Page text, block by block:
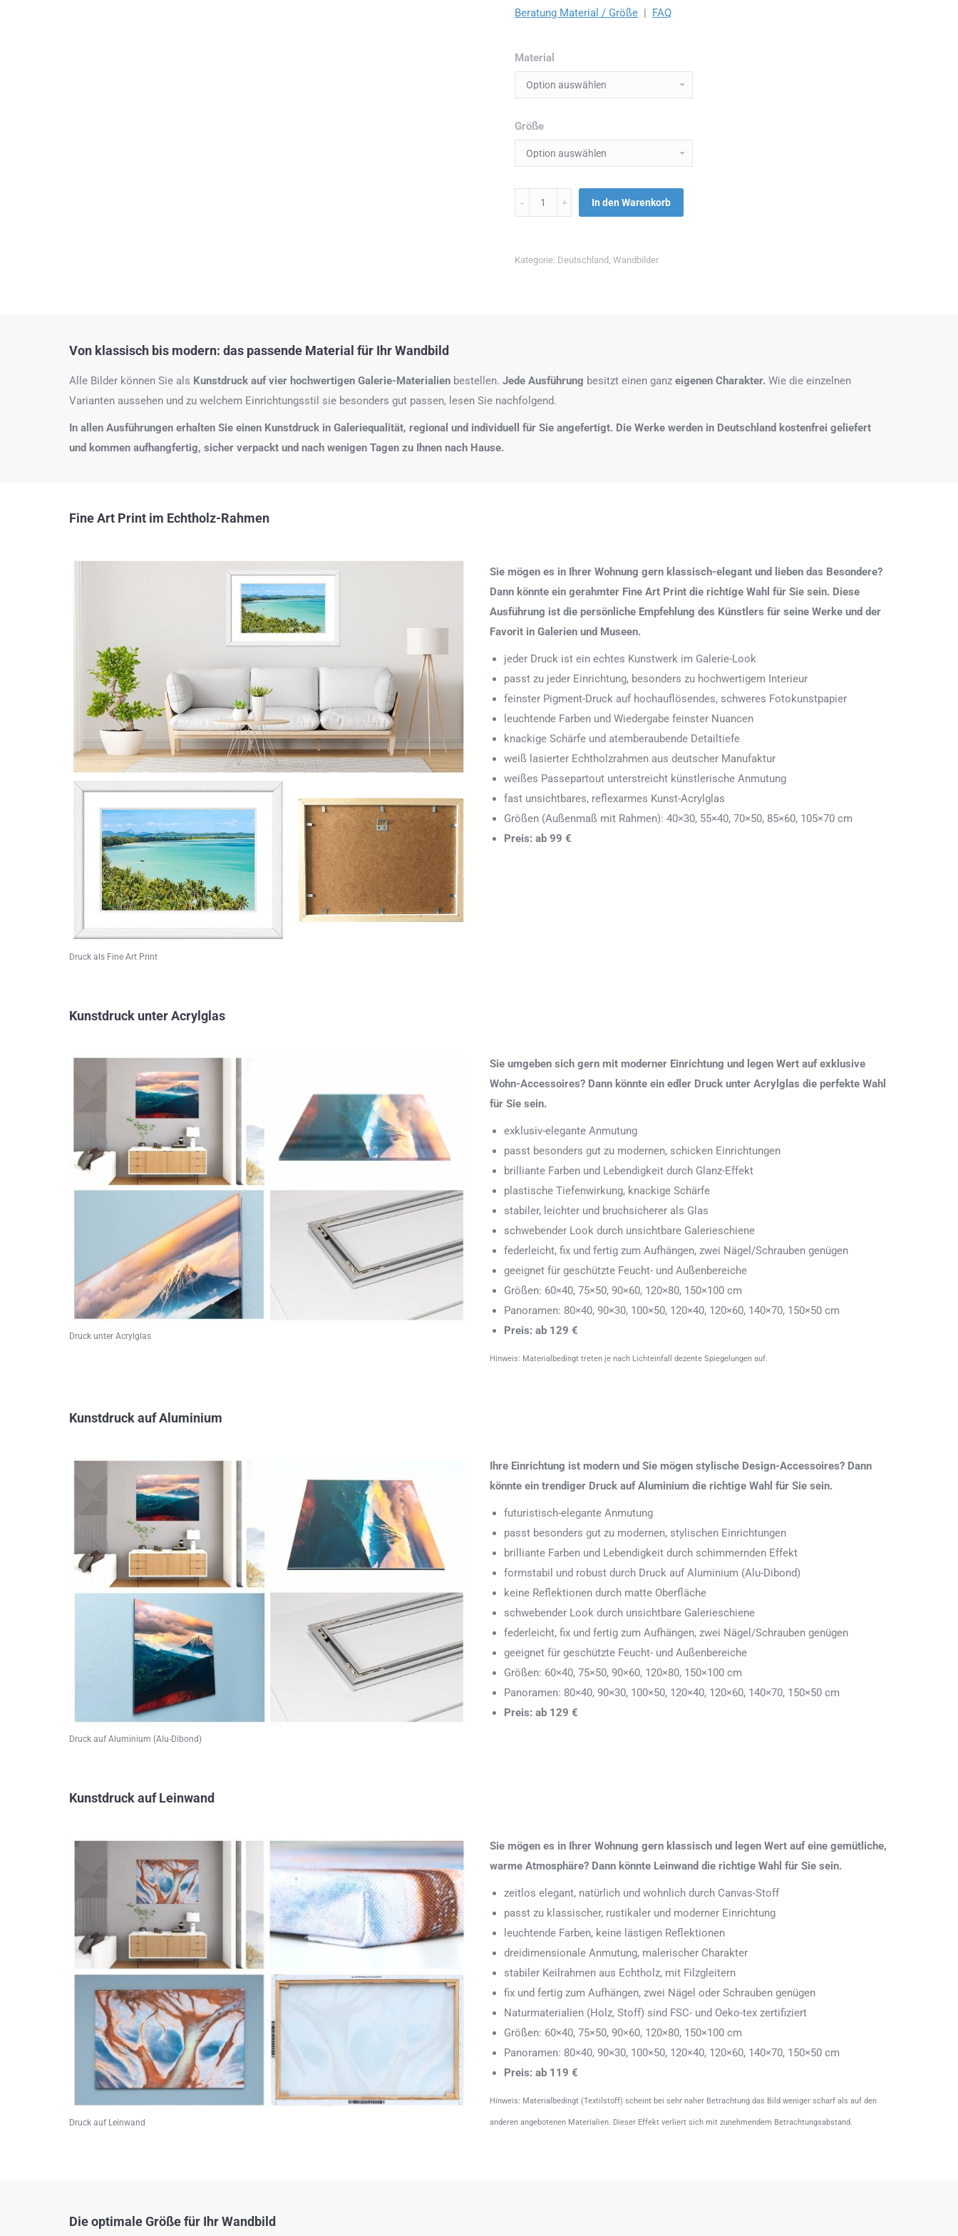
Beratung Material / Größe | FAQ
Material
Größe
Menge In den Warenkorb
Kategorie: Deutschland , Wandbilder
Von klassisch bis modern: das passende Material für Ihr Wandbild
Alle Bilder können Sie als Kunstdruck auf vier hochwertigen Galerie-Materialien bestellen. Jede Ausführung besitzt einen ganz eigenen Charakter. Wie die einzelnen
Varianten aussehen und zu welchem Einrichtungsstil sie besonders gut passen, lesen Sie nachfolgend.
In allen Ausführungen erhalten Sie einen Kunstdruck in Galeriequalität, regional und individuell für Sie angefertigt. Die Werke werden in Deutschland kostenfrei geliefert
und kommen aufhangfertig, sicher verpackt und nach wenigen Tagen zu Ihnen nach Hause.
Fine Art Print im Echtholz-Rahmen
Druck als Fine Art Print
Sie mögen es in Ihrer Wohnung gern klassisch-elegant und lieben das Besondere?
Dann könnte ein gerahmter Fine Art Print die richtige Wahl für Sie sein. Diese
Ausführung ist die persönliche Empfehlung des Künstlers für seine Werke und der
Favorit in Galerien und Museen.
jeder Druck ist ein echtes Kunstwerk im Galerie-Look
passt zu jeder Einrichtung, besonders zu hochwertigem Interieur
feinster Pigment-Druck auf hochauflösendes, schweres Fotokunstpapier
leuchtende Farben und Wiedergabe feinster Nuancen
knackige Schärfe und atemberaubende Detailtiefe
weiß lasierter Echtholzrahmen aus deutscher Manufaktur
weißes Passepartout unterstreicht künstlerische Anmutung
fast unsichtbares, reflexarmes Kunst-Acrylglas
Größen (Außenmaß mit Rahmen): 40×30, 55×40, 70×50, 85×60, 105×70 cm
Preis: ab 99 €
Kunstdruck unter Acrylglas
Druck unter Acrylglas
Sie umgeben sich gern mit moderner Einrichtung und legen Wert auf exklusive
Wohn-Accessoires? Dann könnte ein edler Druck unter Acrylglas die perfekte Wahl
für Sie sein.
exklusiv-elegante Anmutung
passt besonders gut zu modernen, schicken Einrichtungen
brilliante Farben und Lebendigkeit durch Glanz-Effekt
plastische Tiefenwirkung, knackige Schärfe
stabiler, leichter und bruchsicherer als Glas
schwebender Look durch unsichtbare Galerieschiene
federleicht, fix und fertig zum Aufhängen, zwei Nägel/Schrauben genügen
geeignet für geschützte Feucht- und Außenbereiche
Größen: 60×40, 75×50, 90×60, 120×80, 150×100 cm
Panoramen: 80×40, 90×30, 100×50, 120×40, 120×60, 140×70, 150×50 cm
Preis: ab 129 €
Hinweis: Materialbedingt treten je nach Lichteinfall dezente Spiegelungen auf.
Kunstdruck auf Aluminium
Druck auf Aluminium (Alu-Dibond)
Ihre Einrichtung ist modern und Sie mögen stylische Design-Accessoires? Dann
könnte ein trendiger Druck auf Aluminium die richtige Wahl für Sie sein.
futuristisch-elegante Anmutung
passt besonders gut zu modernen, stylischen Einrichtungen
brilliante Farben und Lebendigkeit durch schimmernden Effekt
formstabil und robust durch Druck auf Aluminium (Alu-Dibond)
keine Reflektionen durch matte Oberfläche
schwebender Look durch unsichtbare Galerieschiene
federleicht, fix und fertig zum Aufhängen, zwei Nägel/Schrauben genügen
geeignet für geschützte Feucht- und Außenbereiche
Größen: 60×40, 75×50, 90×60, 120×80, 150×100 cm
Panoramen: 80×40, 90×30, 100×50, 120×40, 120×60, 140×70, 150×50 cm
Preis: ab 129 €
Kunstdruck auf Leinwand
Druck auf Leinwand
Sie mögen es in Ihrer Wohnung gern klassisch und legen Wert auf eine gemütliche,
warme Atmosphäre? Dann könnte Leinwand die richtige Wahl für Sie sein.
zeitlos elegant, natürlich und wohnlich durch Canvas-Stoff
passt zu klassischer, rustikaler und moderner Einrichtung
leuchtende Farben, keine lästigen Reflektionen
dreidimensionale Anmutung, malerischer Charakter
stabiler Keilrahmen aus Echtholz, mit Filzgleitern
fix und fertig zum Aufhängen, zwei Nägel oder Schrauben genügen
Naturmaterialien (Holz, Stoff) sind FSC- und Oeko-tex zertifiziert
Größen: 60×40, 75×50, 90×60, 120×80, 150×100 cm
Panoramen: 80×40, 90×30, 100×50, 120×40, 120×60, 140×70, 150×50 cm
Preis: ab 119 €
Hinweis: Materialbedingt (Textilstoff) scheint bei sehr naher Betrachtung das Bild weniger scharf als auf den
anderen angebotenen Materialien. Dieser Effekt verliert sich mit zunehmendem Betrachtungsabstand.
Die optimale Größe für Ihr Wandbild